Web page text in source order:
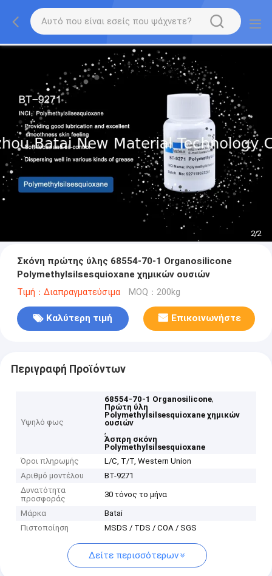
2/2
Σκόνη πρώτης ύλης 68554-70-1 Organosilicone
Polymethylsilsesquioxane χημικών ουσιών
Τιμή：Διαπραγματεύσιμα MOQ：200kg
Καλύτερη τιμή Επικοινωνήστε
Περιγραφή Προϊόντων
Υψηλό φως
68554-70-1 Organosilicone,
Πρώτη ύλη
Polymethylsilsesquioxane χημικών
ουσιών
,
Άσπρη σκόνη
Polymethylsilsesquioxane
Όροι πληρωμής
L/C, T/T, Western Union
Αριθμό μοντέλου
BT-9271
Δυνατότητα
προσφοράς
30 τόνος το μήνα
Μάρκα
Batai
Πιστοποίηση
MSDS / TDS / COA / SGS
Δείτε περισσότερων